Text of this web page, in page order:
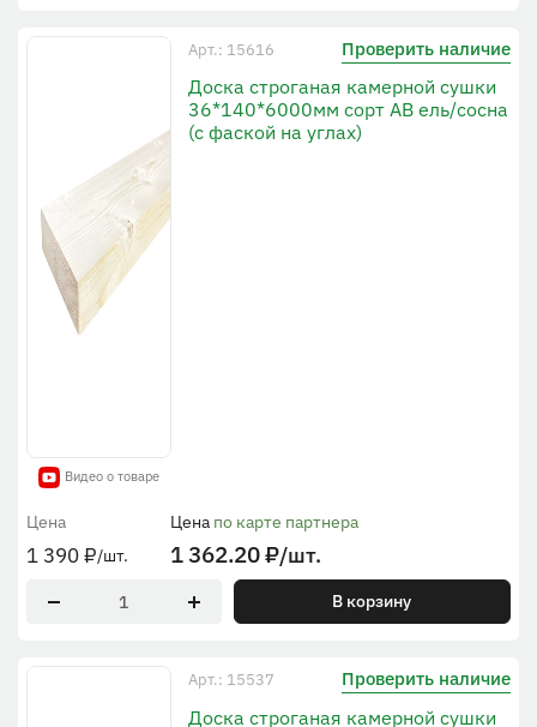
Видео о товаре
Арт.: 15616 Проверить наличие
Доска строганая камерной сушки
36*140*6000мм сорт AB ель/сосна
(с фаской на углах)
Цена
1 390₽/шт.
Цена по карте партнера
1 362.20₽/шт.
В корзину
Арт.: 15537 Проверить наличие
Доска строганая камерной сушки